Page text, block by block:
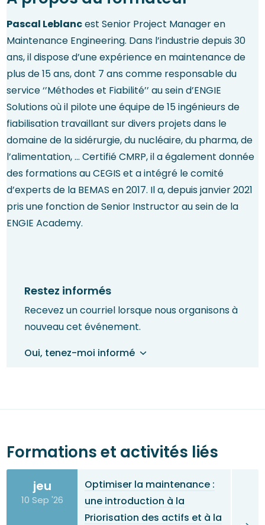
Pascal Leblanc est Senior Project Manager en
Maintenance Engineering. Dans l’industrie depuis 30
ans, il dispose d’une expérience en maintenance de
plus de 15 ans, dont 7 ans comme responsable du
service ‘’Méthodes et Fiabilité’’ au sein d’ENGIE
Solutions où il pilote une équipe de 15 ingénieurs de
fiabilisation travaillant sur divers projets dans le
domaine de la sidérurgie, du nucléaire, du pharma, de
l’alimentation, … Certifié CMRP, il a également donnée
des formations au CEGIS et a intégré le comité
d’experts de la BEMAS en 2017. Il a, depuis janvier 2021
pris une fonction de Senior Instructor au sein de la
ENGIE Academy.
Restez informés
Recevez un courriel lorsque nous organisons à
nouveau cet événement.
Oui, tenez-moi informé
Formations et activités liés
jeu
10 Sep '26
Optimiser la maintenance :
une introduction à la
Priorisation des actifs et à la